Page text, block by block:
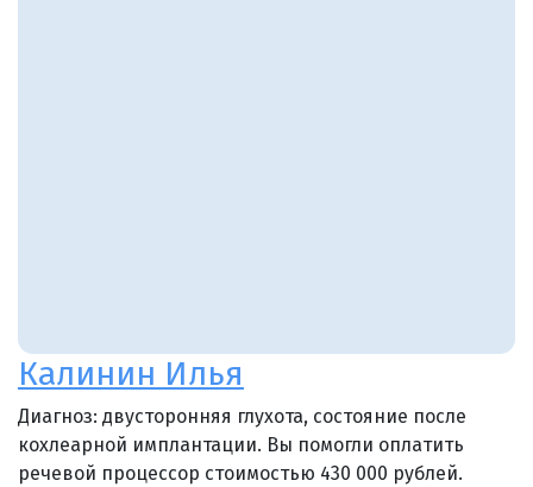
Калинин Илья
Диагноз: двусторонняя глухота, состояние после
кохлеарной имплантации. Вы помогли оплатить
речевой процессор стоимостью 430 000 рублей.